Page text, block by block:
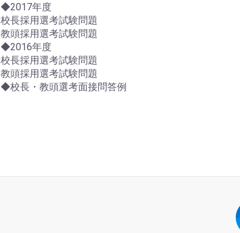
◆2017年度
校長採用選考試験問題
教頭採用選考試験問題
◆2016年度
校長採用選考試験問題
教頭採用選考試験問題
◆校長・教頭選考面接問答例